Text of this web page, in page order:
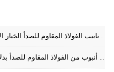
لماذا تعتبر أنظمة أنابيب الفولاذ المقاوم
متى يجب عليك اختيار أنبوب من الفولاذ المقاوم